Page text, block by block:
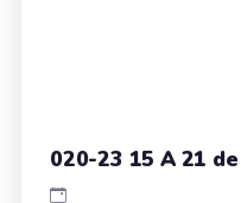
020-23 15 A 21